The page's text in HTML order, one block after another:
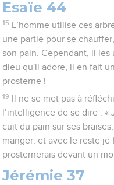
Esaïe 44
15
L’homme utilise ces
une partie pour se
son pain. Cependant, il les
dieu qu'il adore, il en fait
prosterne !
19
Il ne se met pas à
l’intelligence de se dire :
cuit du pain sur ses
manger, et avec le reste je
prosternerais devant un
Jérémie 37